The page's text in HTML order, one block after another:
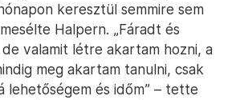
keresztül semmire sem
Halpern. „Fáradt és
valamit létre akartam hozni, a
meg akartam tanulni, csak
lehetőségem és időm” – tette